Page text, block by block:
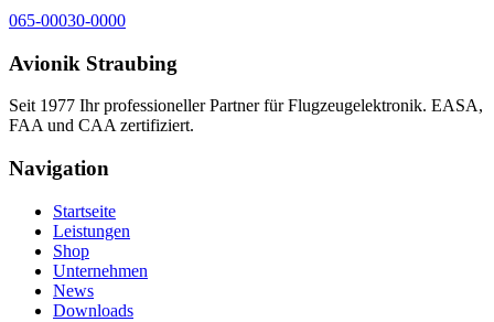
065-00030-0000
Avionik Straubing
Seit 1977 Ihr professioneller Partner für Flugzeugelektronik. EASA,
FAA und CAA zertifiziert.
Navigation
Startseite
Leistungen
Shop
Unternehmen
News
Downloads